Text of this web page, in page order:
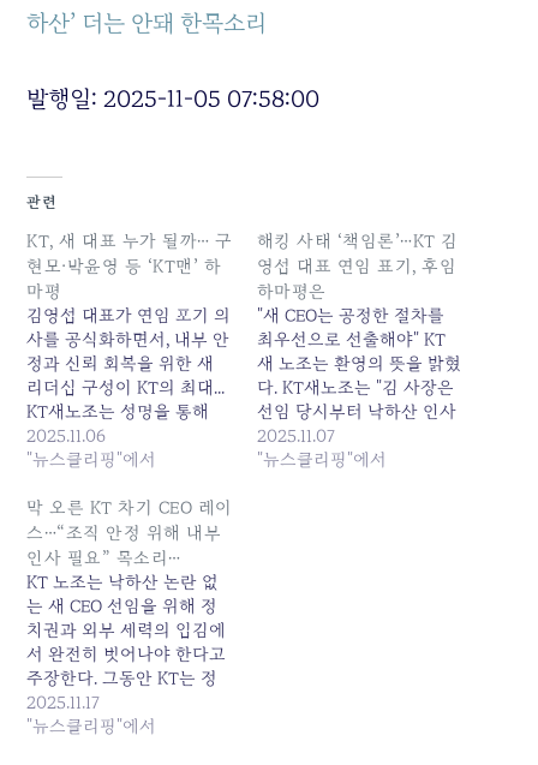
하산’ 더는 안돼 한목소리
발행일: 2025-11-05 07:58:00
관련
KT, 새 대표 누가 될까… 구
현모·박윤영 등 ‘KT맨’ 하
마평
김영섭 대표가 연임 포기 의
사를 공식화하면서, 내부 안
정과 신뢰 회복을 위한 새
리더십 구성이 KT의 최대...
KT새노조는 성명을 통해
"김 대표의 퇴진은 시작일
뿐, 공은 이제 이사회로 넘
치권... 원본 기사: KT, 새 대
표 누가 될까… 구현모·박윤
영 등 'KT맨' 하마평 발행일:
2025-11-06 04:36:00
2025.11.06
"뉴스클리핑"에서
해킹 사태 ‘책임론’…KT 김
영섭 대표 연임 표기, 후임
하마평은
"새 CEO는 공정한 절차를
최우선으로 선출해야" KT
새 노조는 환영의 뜻을 밝혔
다. KT새노조는 "김 사장은
선임 당시부터 낙하산 인사
이자 통신 비전문가라는 꼬
리표를 달고 출발했지만,
2025.11.07
"뉴스클리핑"에서
막 오른 KT 차기 CEO 레이
스…“조직 안정 위해 내부
인사 필요” 목소리…
KT 노조는 낙하산 논란 없
는 새 CEO 선임을 위해 정
치권과 외부 세력의 입김에
서 완전히 벗어나야 한다고
주장한다. 그동안 KT는 정
권 교체시기마다 반복된 인
사 논란으로 홍역을 겪었다.
2025.11.17
"뉴스클리핑"에서